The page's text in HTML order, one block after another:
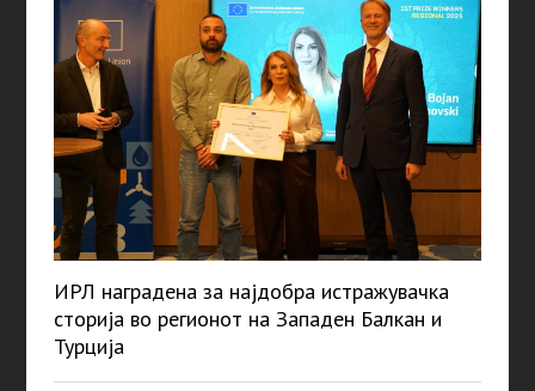
ИРЛ наградена за најдобра истражувачка
сторија во регионот на Западен Балкан и
Турција